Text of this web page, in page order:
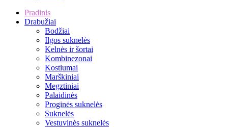
Pradinis
Drabužiai
Bodžiai
Ilgos suknelės
Kelnės ir šortai
Kombinezonai
Kostiumai
Marškiniai
Megztiniai
Palaidinės
Proginės suknelės
Suknelės
Vestuvinės suknelės